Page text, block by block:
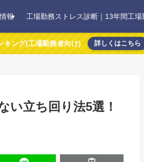
報 工場勤務ストレス診断｜13年間工
キング(工場勤務者向け) 詳しくはこちら
い立ち回り法5選！